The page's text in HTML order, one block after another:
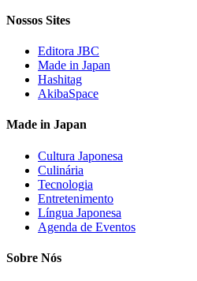
Nossos Sites
Editora JBC
Made in Japan
Hashitag
AkibaSpace
Made in Japan
Cultura Japonesa
Culinária
Tecnologia
Entretenimento
Língua Japonesa
Agenda de Eventos
Sobre Nós